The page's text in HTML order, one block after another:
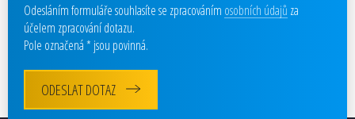
Odesláním formuláře souhlasíte se zpracováním osobních údajů za
účelem zpracování dotazu.
Pole označená * jsou povinná.
ODESLAT DOTAZ